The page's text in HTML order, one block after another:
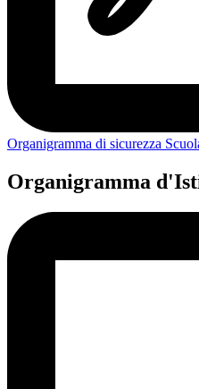
Organigramma di sicurezza
Organigramma